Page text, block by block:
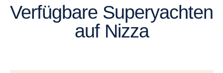
Verfügbare Superyachten
auf Nizza